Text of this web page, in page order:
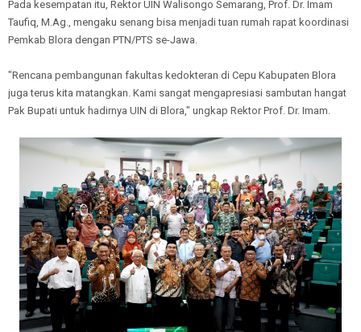
Pada kesempatan itu, Rektor UIN Walisongo Semarang, Prof. Dr. Imam
Taufiq, M.Ag., mengaku senang bisa menjadi tuan rumah rapat koordinasi
Pemkab Blora dengan PTN/PTS se-Jawa.
"Rencana pembangunan fakultas kedokteran di Cepu Kabupaten Blora
juga terus kita matangkan. Kami sangat mengapresiasi sambutan hangat
Pak Bupati untuk hadirnya UIN di Blora," ungkap Rektor Prof. Dr. Imam.